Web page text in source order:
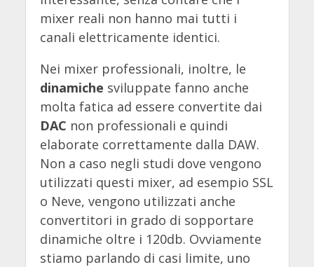
mixer reali non hanno mai tutti i
canali elettricamente identici.
Nei mixer professionali, inoltre, le
dinamiche sviluppate fanno anche
molta fatica ad essere convertite dai
DAC non professionali e quindi
elaborate correttamente dalla DAW.
Non a caso negli studi dove vengono
utilizzati questi mixer, ad esempio SSL
o Neve, vengono utilizzati anche
convertitori in grado di sopportare
dinamiche oltre i 120db. Ovviamente
stiamo parlando di casi limite, uno